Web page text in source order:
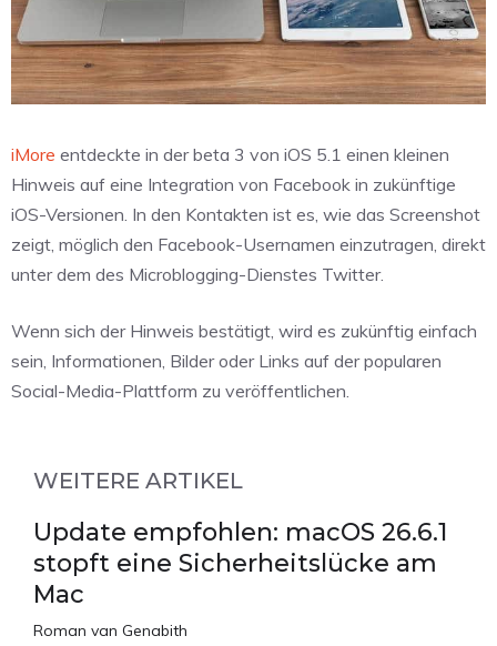
iMore entdeckte in der beta 3 von iOS 5.1 einen kleinen
Hinweis auf eine Integration von Facebook in zukünftige
iOS-Versionen. In den Kontakten ist es, wie das Screenshot
zeigt, möglich den Facebook-Usernamen einzutragen, direkt
unter dem des Microblogging-Dienstes Twitter.
Wenn sich der Hinweis bestätigt, wird es zukünftig einfach
sein, Informationen, Bilder oder Links auf der popularen
Social-Media-Plattform zu veröffentlichen.
WEITERE ARTIKEL
Update empfohlen: macOS 26.6.1
stopft eine Sicherheitslücke am
Mac
Roman van Genabith